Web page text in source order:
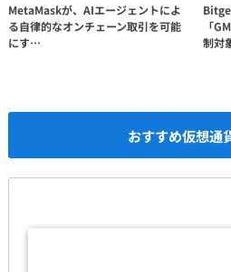
MetaMaskが、AIエージェントによ
る自律的なオンチェーン取引を可能
にす…
「
制対
おすすめ仮想通